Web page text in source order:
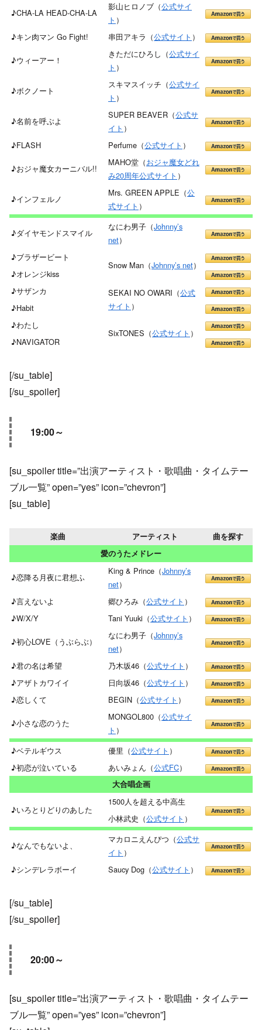
♪CHA-LA HEAD-CHA-LA
影山ヒロノブ（公式サイ
ト ）
♪キン肉マン Go Fight!
串田アキラ（公式サイト ）
♪ウィーアー！
きただにひろし（公式サイ
ト ）
♪ボクノート
スキマスイッチ（公式サイ
ト ）
♪名前を呼ぶよ
SUPER BEAVER（公式サ
イト ）
♪FLASH
Perfume（公式サイト ）
♪おジャ魔女カーニバル!!
MAHO堂（おジャ魔女どれ
み20周年公式サイト ）
♪インフェルノ
Mrs. GREEN APPLE（公
式サイト ）
♪ダイヤモンドスマイル
なにわ男子（Johnny’s
net）
♪ブラザービート
Snow Man（Johnny’s net）
♪オレンジkiss
♪サザンカ
SEKAI NO OWARI（公式
サイト ）
♪Habit
♪わたし
SixTONES（公式サイト ）
♪NAVIGATOR
[/su_table]
[/su_spoiler]
19:00～
[su_spoiler title=”出演アーティスト・歌唱曲・タイムテー
ブル一覧” open=”yes” icon=”chevron”]
[su_table]
楽曲 アーティスト
曲を探す
愛のうたメドレー
♪恋降る月夜に君想ふ
King & Prince（Johnny’s
net）
♪言えないよ
郷ひろみ（公式サイト ）
♪W/X/Y
Tani Yuuki（公式サイト ）
♪初心LOVE（うぶらぶ）
なにわ男子（Johnny’s
net）
♪君の名は希望
乃木坂46（公式サイト ）
♪アザトカワイイ
日向坂46（公式サイト ）
♪恋しくて
BEGIN（公式サイト ）
♪小さな恋のうた
MONGOL800（公式サイ
ト ）
♪ベテルギウス
優里（公式サイト ）
♪初恋が泣いている
あいみょん（公式FC）
大合唱企画
♪いろとりどりのあした
1500人を超える中高生
小林武史（公式サイト ）
♪なんでもないよ、
マカロニえんぴつ（公式サ
イト ）
♪シンデレラボーイ
Saucy Dog（公式サイト ）
[/su_table]
[/su_spoiler]
20:00～
[su_spoiler title=”出演アーティスト・歌唱曲・タイムテー
ブル一覧” open=”yes” icon=”chevron”]